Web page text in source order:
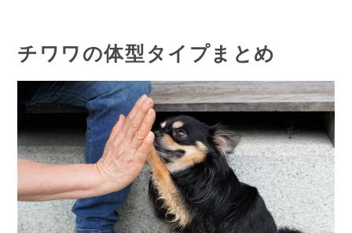
チワワの体型タイプまとめ